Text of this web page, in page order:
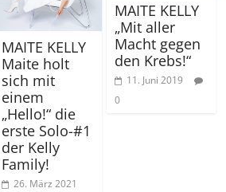
MAITE KELLY
Maite holt
sich mit
einem
„Hello!“ die
erste Solo-#1
der Kelly
Family!
26. März 2021
MAITE KELLY
„Mit aller
Macht gegen
den Krebs!“
11. Juni 2019
0